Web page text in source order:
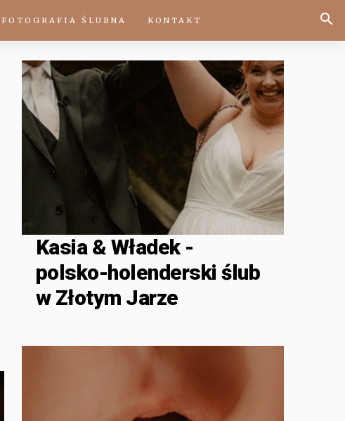
FOTOGRAFIA ŚLUBNA KONTAKT
Kasia & Władek -
polsko-holenderski ślub
w Złotym Jarze